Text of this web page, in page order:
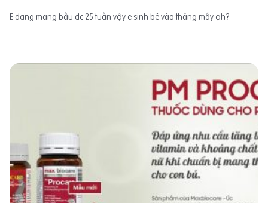
E đang mang bầu đc 25 tuần vậy e sinh bé vào tháng mấy ạh?